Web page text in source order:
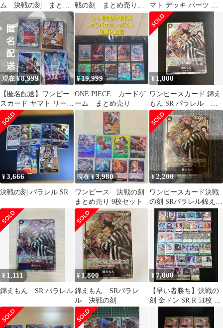
ム 決戦の刻 まとめ
売り
戦の刻 まとめ売り
ボンクレー パラレル
など
マト デッキ パーツ ま
とめ売り
現在 ¥8,999
【匿名配送】ワンピー
スカード ヤマト リーダ
ー パラレル
¥19,999
ONE PIECE カードゲ
ーム まとめ売り
¥ 1,800
ワンピースカード 錦え
もん SR パラレル
OP16-082 おまけ付き
¥3,666
決戦の刻 パラレル SR
現在 ¥3,980
ワンピース 決戦の刻
まとめ売り 9枚セット
¥2,200
ワンピースカード決戦
の刻 SRパラレル錦えも
¥ 1,111
錦えもん SR パラレル
¥ 1,800
錦えもん SRパラレ
ル 決戦の刻
¥7,000
【早い者勝ち】決戦の
刻 金ドン SR R 51枚 ま